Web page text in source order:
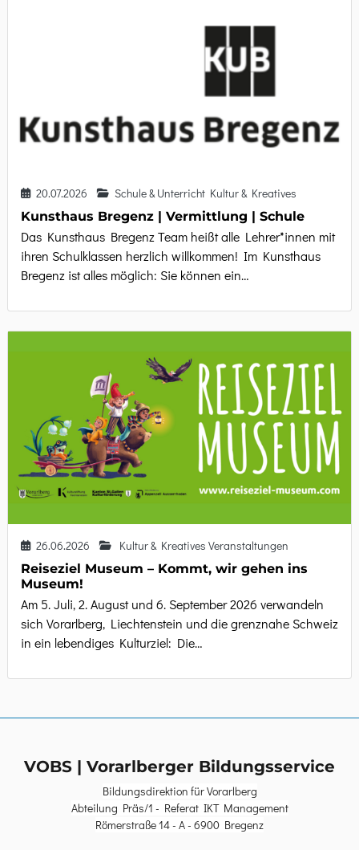
20.07.2026
Schule & Unterricht Kultur & Kreatives
Kunsthaus Bregenz | Vermittlung | Schule
Das Kunsthaus Bregenz Team heißt alle Lehrer*innen mit
ihren Schulklassen herzlich willkommen! Im Kunsthaus
Bregenz ist alles möglich: Sie können ein…
26.06.2026
Kultur & Kreatives Veranstaltungen
Reiseziel Museum – Kommt, wir gehen ins
Museum!
Am 5. Juli, 2. August und 6. September 2026 verwandeln
sich Vorarlberg, Liechtenstein und die grenznahe Schweiz
in ein lebendiges Kulturziel: Die…
VOBS | Vorarlberger Bildungsservice
Bildungsdirektion für Vorarlberg
Abteilung Präs/1 - Referat IKT Management
Römerstraße 14 - A - 6900 Bregenz